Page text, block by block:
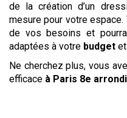
de la création d’un
mesure pour votre espace.
de vos besoins et
adaptées à votre budget
Ne cherchez plus, vous
efficace à Paris 8e